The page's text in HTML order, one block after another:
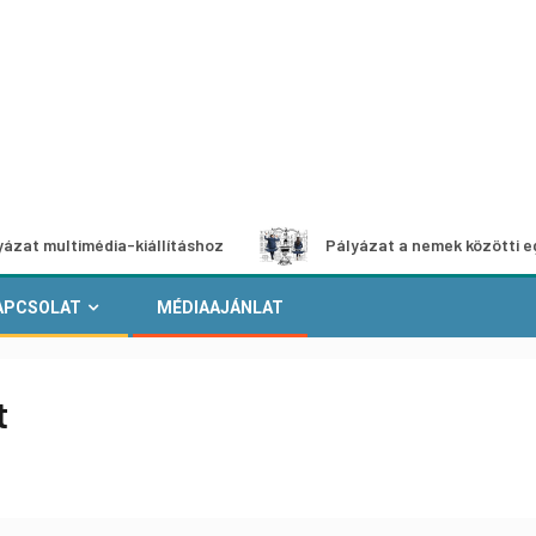
kiállításhoz Pályázat a nemek közötti
MÉDIAAJÁNLAT